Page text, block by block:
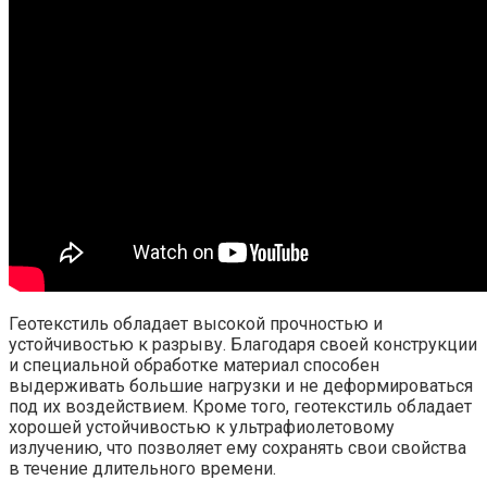
Геотекстиль обладает высокой прочностью и
устойчивостью к разрыву. Благодаря своей конструкции
и специальной обработке материал способен
выдерживать большие нагрузки и не деформироваться
под их воздействием. Кроме того, геотекстиль обладает
хорошей устойчивостью к ультрафиолетовому
излучению, что позволяет ему сохранять свои свойства
в течение длительного времени.